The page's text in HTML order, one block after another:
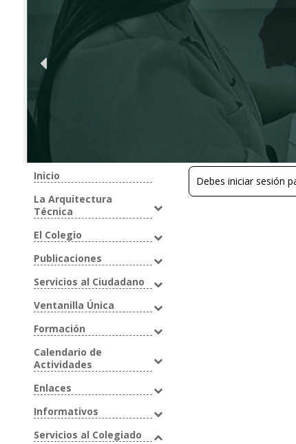
Debes iniciar sesión
Inicio
La Arquitectura
Técnica
El Colegio
Publicaciones
Servicios al Ciudadano
Ventanilla Única
Formación
Calendario de
Actividades
Enlaces
Informativos
Servicios al Colegiado